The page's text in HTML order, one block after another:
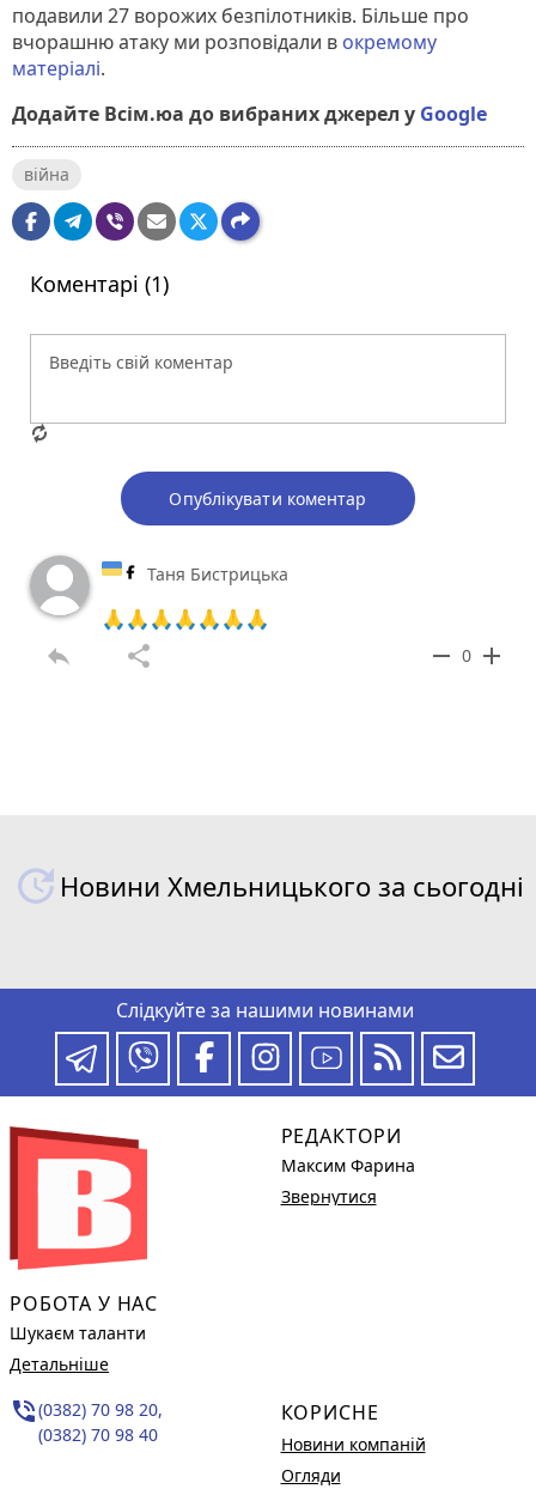
подавили 27 ворожих безпілотників. Більше про
вчорашню атаку ми розповідали в окремому
матеріалі.
Додайте Всім.юа до вибраних джерел у Google
війна
Коментарі (1)
Опублікувати коментар
Таня Бистрицька
🙏🙏🙏🙏🙏🙏🙏
reply share remove 0 add
Новини Хмельницького за сьогодні
Слідкуйте за нашими новинами
РОБОТА У НАС
Шукаєм таланти
Детальніше
phone_in_talk(0382) 70 98 20,
(0382) 70 98 40
РЕДАКТОРИ
Максим Фарина
Звернутися
КОРИСНЕ
Новини компаній
Огляди